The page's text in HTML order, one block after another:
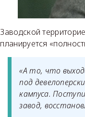
Заводской
планируется
«А то, что
под
кампуса.
завод,